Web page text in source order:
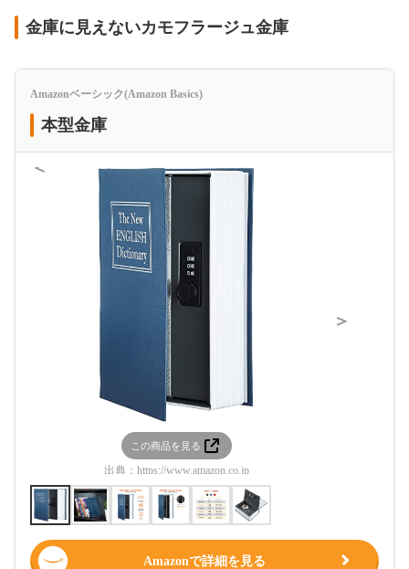
金庫に見えないカモフラージュ金庫
Amazonベーシック(Amazon Basics)
本型金庫
＜
この商品を見る
出典： https://www.amazon.co.jp
＞
Amazonで詳細を見る